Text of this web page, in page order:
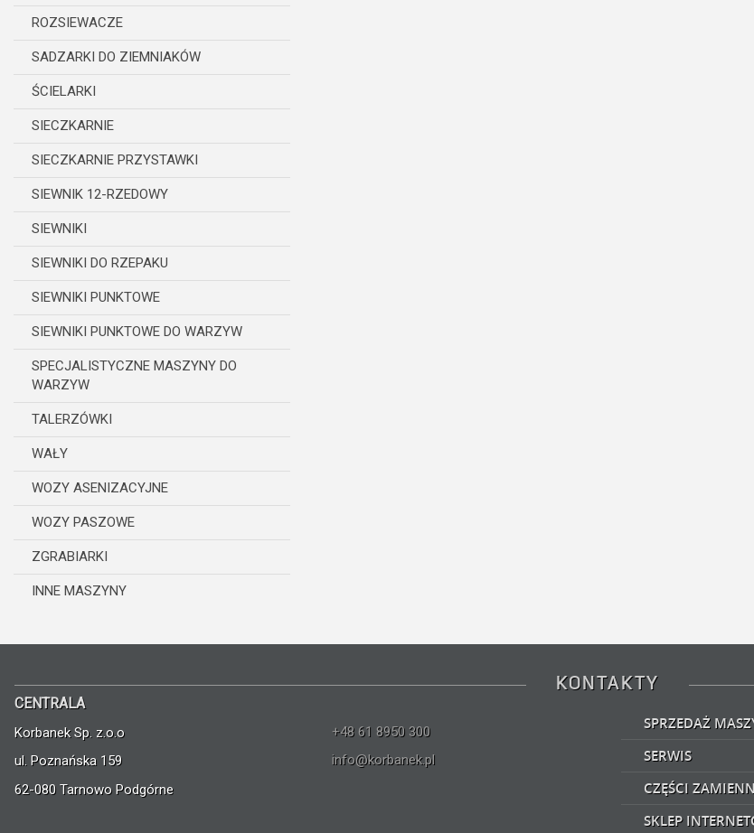
ROZSIEWACZE
SADZARKI DO ZIEMNIAKÓW
ŚCIELARKI
SIECZKARNIE
SIECZKARNIE PRZYSTAWKI
SIEWNIK 12-RZEDOWY
SIEWNIKI
SIEWNIKI DO RZEPAKU
SIEWNIKI PUNKTOWE
SIEWNIKI PUNKTOWE DO WARZYW
SPECJALISTYCZNE MASZYNY DO
WARZYW
TALERZÓWKI
WAŁY
WOZY ASENIZACYJNE
WOZY PASZOWE
ZGRABIARKI
INNE MASZYNY
KONTAKTY
CENTRALA
Korbanek Sp. z.o.o
ul. Poznańska 159
62-080 Tarnowo Podgórne
+48 61 8950 300
info@korbanek.pl
SPRZEDAŻ
SERWIS
CZĘŚCI
SKLEP